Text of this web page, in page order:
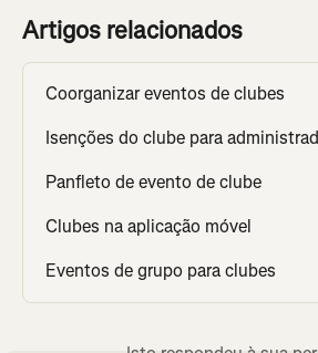
Artigos relacionados
Coorganizar eventos de clubes
Isenções do clube para
Panfleto de evento de clube
Clubes na aplicação móvel
Eventos de grupo para clubes